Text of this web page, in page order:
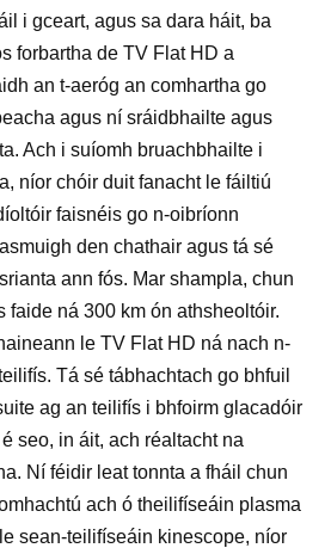
i gceart, agus sa dara háit, ba
forbartha de TV Flat HD a
an t-aeróg an comhartha go
agus ní sráidbhailte agus
Ach i suíomh bruachbhailte i
níor chóir duit fanacht le fáiltiú
faisnéis go n-oibríonn
den chathair agus tá sé
ann fós. Mar shampla, chun
faide ná 300 km ón athsheoltóir.
le TV Flat HD ná nach n-
Tá sé tábhachtach go bhfuil
ag an teilifís i bhfoirm glacadóir
seo, in áit, ach réaltacht na
Ní féidir leat tonnta a fháil chun
ach ó theilifíseáin plasma
sean-teilifíseáin kinescope, níor